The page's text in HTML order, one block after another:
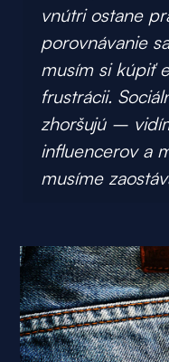
vnútri ostane
porovnávanie
musím si kúpiť
frustrácii.
zhoršujú –
influencerov a
musíme